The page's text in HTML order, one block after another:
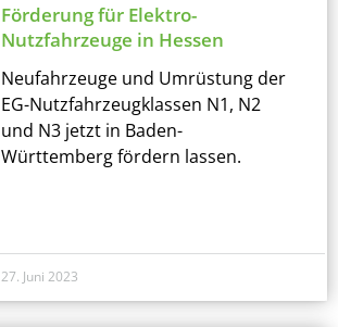
27. Juni 2023
Förderung für Elektro-
Nutzfahrzeuge in Hessen
Neufahrzeuge und Umrüstung der
EG-Nutzfahrzeugklassen N1, N2
und N3 jetzt in Baden-
Württemberg fördern lassen.